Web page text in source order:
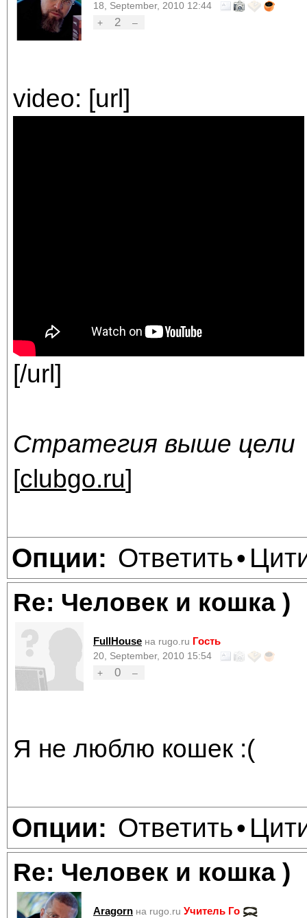
18, September, 2010 12:44
+
2 –
video: [url]
[/url]
Стратегия выше цели
[clubgo.ru]
Опции: Ответить•
Re: Человек и кошка )
FullHouse на rugo.ru Гость
20, September, 2010 15:54
+
0 –
Я не люблю кошек :(
Опции: Ответить•
Re: Человек и кошка )
Aragorn на rugo.ru Учитель Го